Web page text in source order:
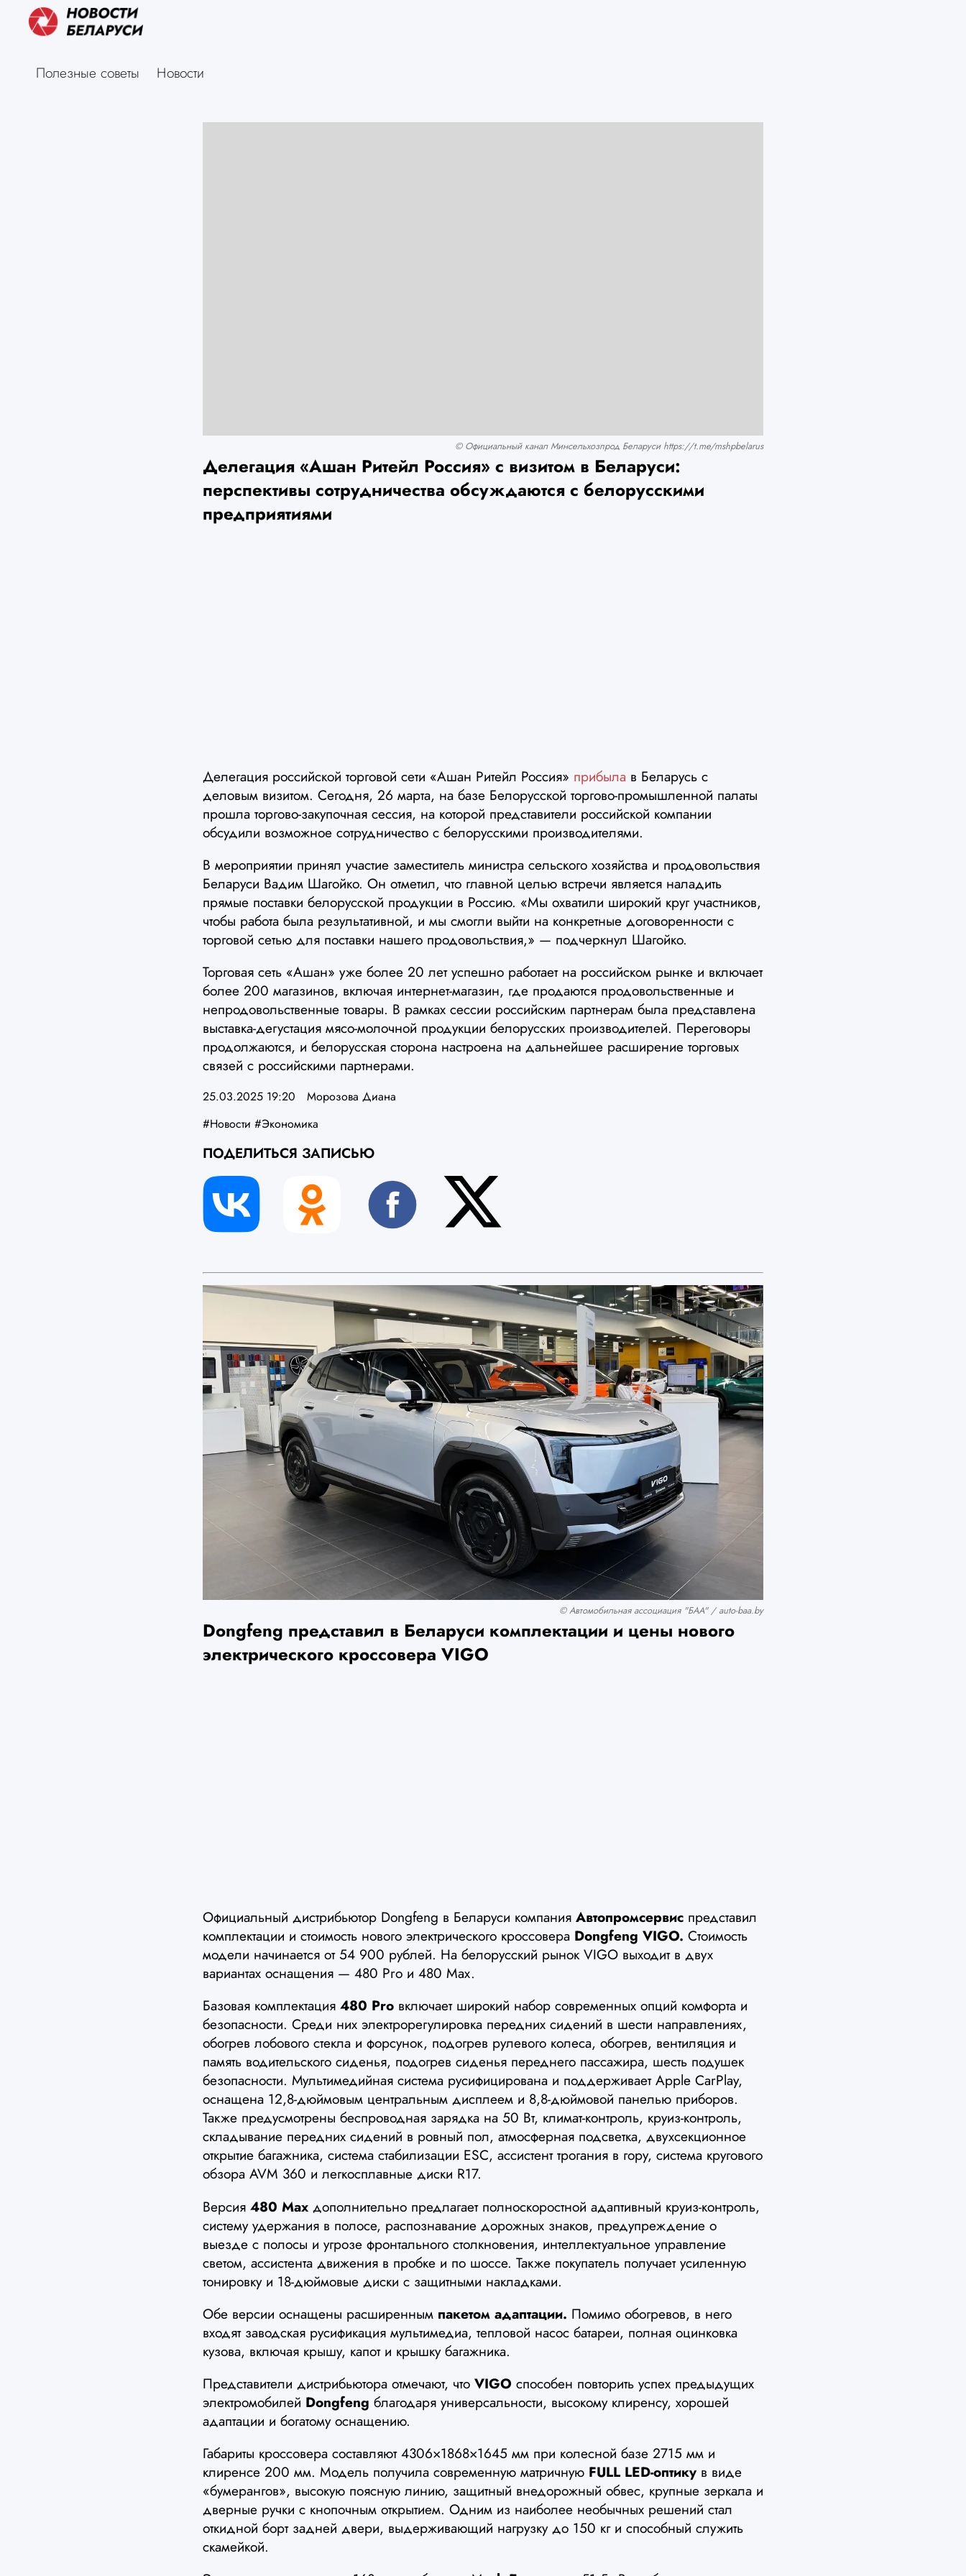
Полезные советы Новости
© Официальный канал Минсельхозпрод Беларуси https://t.me/mshpbelarus
Делегация «Ашан Ритейл Россия» с визитом в Беларуси:
перспективы сотрудничества обсуждаются с белорусскими
предприятиями
Делегация российской торговой сети «Ашан Ритейл Россия» прибыла в Беларусь с
деловым визитом. Сегодня, 26 марта, на базе Белорусской торгово-промышленной палаты
прошла торгово-закупочная сессия, на которой представители российской компании
обсудили возможное сотрудничество с белорусскими производителями.
В мероприятии принял участие заместитель министра сельского хозяйства и продовольствия
Беларуси Вадим Шагойко. Он отметил, что главной целью встречи является наладить
прямые поставки белорусской продукции в Россию. «Мы охватили широкий круг участников,
чтобы работа была результативной, и мы смогли выйти на конкретные договоренности с
торговой сетью для поставки нашего продовольствия,» — подчеркнул Шагойко.
Торговая сеть «Ашан» уже более 20 лет успешно работает на российском рынке и включает
более 200 магазинов, включая интернет-магазин, где продаются продовольственные и
непродовольственные товары. В рамках сессии российским партнерам была представлена
выставка-дегустация мясо-молочной продукции белорусских производителей. Переговоры
продолжаются, и белорусская сторона настроена на дальнейшее расширение торговых
связей с российскими партнерами.
25.03.2025 19:20
Морозова Диана
#Новости #Экономика
ПОДЕЛИТЬСЯ ЗАПИСЬЮ
© Автомобильная ассоциация "БАА" / auto-baa.by
Dongfeng представил в Беларуси комплектации и цены нового
электрического кроссовера VIGO
Официальный дистрибьютор Dongfeng в Беларуси компания Автопромсервис представил
комплектации и стоимость нового электрического кроссовера Dongfeng VIGO. Стоимость
модели начинается от 54 900 рублей. На белорусский рынок VIGO выходит в двух
вариантах оснащения — 480 Pro и 480 Max.
Базовая комплектация 480 Pro включает широкий набор современных опций комфорта и
безопасности. Среди них электрорегулировка передних сидений в шести направлениях,
обогрев лобового стекла и форсунок, подогрев рулевого колеса, обогрев, вентиляция и
память водительского сиденья, подогрев сиденья переднего пассажира, шесть подушек
безопасности. Мультимедийная система русифицирована и поддерживает Apple CarPlay,
оснащена 12,8-дюймовым центральным дисплеем и 8,8-дюймовой панелью приборов.
Также предусмотрены беспроводная зарядка на 50 Вт, климат-контроль, круиз-контроль,
складывание передних сидений в ровный пол, атмосферная подсветка, двухсекционное
открытие багажника, система стабилизации ESC, ассистент трогания в гору, система кругового
обзора AVM 360 и легкосплавные диски R17.
Версия 480 Max дополнительно предлагает полноскоростной адаптивный круиз-контроль,
систему удержания в полосе, распознавание дорожных знаков, предупреждение о
выезде с полосы и угрозе фронтального столкновения, интеллектуальное управление
светом, ассистента движения в пробке и по шоссе. Также покупатель получает усиленную
тонировку и 18-дюймовые диски с защитными накладками.
Обе версии оснащены расширенным пакетом адаптации. Помимо обогревов, в него
входят заводская русификация мультимедиа, тепловой насос батареи, полная оцинковка
кузова, включая крышу, капот и крышку багажника.
Представители дистрибьютора отмечают, что VIGO способен повторить успех предыдущих
электромобилей Dongfeng благодаря универсальности, высокому клиренсу, хорошей
адаптации и богатому оснащению.
Габариты кроссовера составляют 4306×1868×1645 мм при колесной базе 2715 мм и
клиренсе 200 мм. Модель получила современную матричную FULL LED-оптику в виде
«бумерангов», высокую поясную линию, защитный внедорожный обвес, крупные зеркала и
дверные ручки с кнопочным открытием. Одним из наиболее необычных решений стал
откидной борт задней двери, выдерживающий нагрузку до 150 кг и способный служить
скамейкой.